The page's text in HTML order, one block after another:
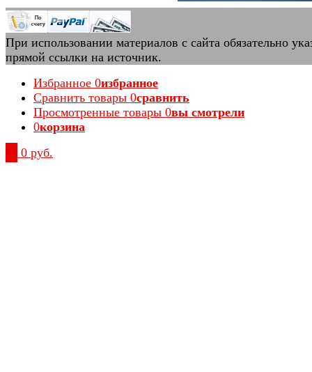
При использовании материалов с сайта обязательно
прямой ссылки на источник.
Избранное 0избранное
Сравнить товары 0сравнить
Просмотренные товары 0вы смотрели
0корзина
0 руб.